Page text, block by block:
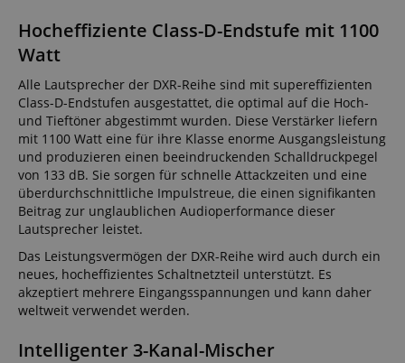
Hocheffiziente Class-D-Endstufe mit 1100
Watt
Alle Lautsprecher der DXR-Reihe sind mit supereffizienten
Class-D-Endstufen ausgestattet, die optimal auf die Hoch-
und Tieftöner abgestimmt wurden. Diese Verstärker liefern
mit 1100 Watt eine für ihre Klasse enorme Ausgangsleistung
und produzieren einen beeindruckenden Schalldruckpegel
von 133 dB. Sie sorgen für schnelle Attackzeiten und eine
überdurchschnittliche Impulstreue, die einen signifikanten
Beitrag zur unglaublichen Audioperformance dieser
Lautsprecher leistet.
Das Leistungsvermögen der DXR-Reihe wird auch durch ein
neues, hocheffizientes Schaltnetzteil unterstützt. Es
akzeptiert mehrere Eingangsspannungen und kann daher
weltweit verwendet werden.
Intelligenter 3-Kanal-Mischer